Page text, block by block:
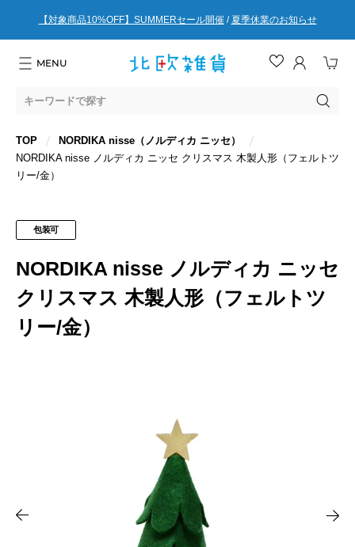
【対象商品10%OFF】SUMMERセール開催/夏季休業のお知らせ
MENU
ログイン
新規会員登録
ブランドで探す
北欧だより
店舗情報
特定商取引に関する法律に基づく表記
TOP
NORDIKA nisse（ノルディカ ニッセ）
NORDIKA nisse ノルディカ ニッセ クリスマス 木製人形（フェルトツ
リー/金）
包装可
NORDIKA nisse ノルディカ ニッセ
クリスマス 木製人形（フェルトツ
リー/金）